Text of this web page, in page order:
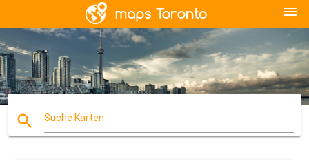
menu
search Suche Karten